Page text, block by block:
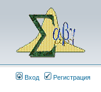
Вход Регистрация